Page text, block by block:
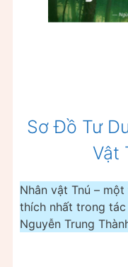
Sơ Đồ Tư
Vật
Nhân vật Tnú –
thích nhất trong
Nguyễn Trung